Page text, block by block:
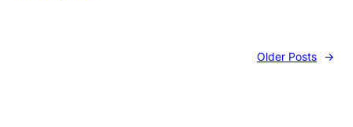
Older Posts →